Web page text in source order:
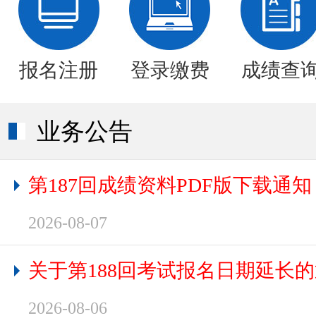
报名注册 登录缴费 成绩查
业务公告
第187回成绩资料PDF版下载通知
2026-08-07
关于第188回考试报名日期延长
2026-08-06